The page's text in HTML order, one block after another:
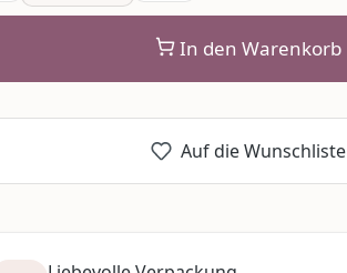
In den Warenkorb
Auf die Wunschliste